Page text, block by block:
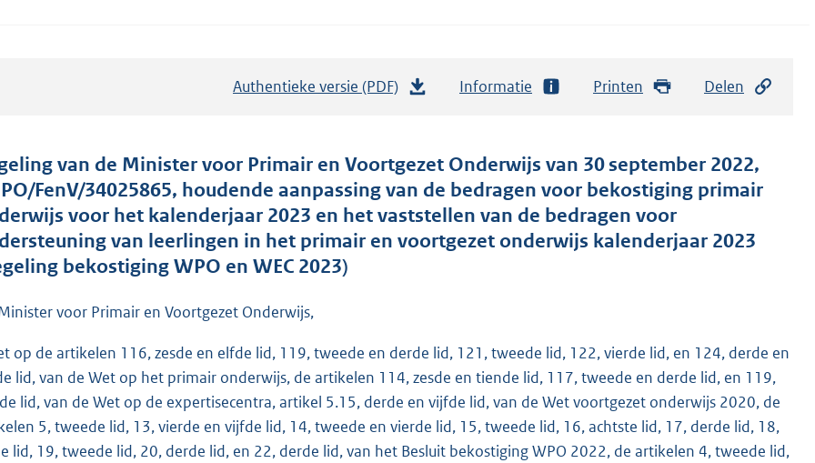
Authentieke versie (PDF)
t
a
n
d
o
t
t
e
Informatie Printen Delen
van de Minister voor Primair en Voortgezet Onderwijs van 30 september 2022,
FenV/34025865, houdende aanpassing van de bedragen voor bekostiging primair
voor het kalenderjaar 2023 en het vaststellen van de bedragen voor
van leerlingen in het primair en voortgezet onderwijs kalenderjaar 2023
bekostiging WPO en WEC 2023)
voor Primair en Voortgezet Onderwijs,
op de artikelen 116, zesde en elfde lid, 119, tweede en derde lid, 121, tweede lid, 122, vierde lid, en 124, derde en
lid, van de Wet op het primair onderwijs, de artikelen 114, zesde en tiende lid, 117, tweede en derde lid, en 119,
lid, van de Wet op de expertisecentra, artikel 5.15, derde en vijfde lid, van de Wet voortgezet onderwijs 2020, de
5, tweede lid, 13, vierde en vijfde lid, 14, tweede en vierde lid, 15, tweede lid, 16, achtste lid, 17, derde lid, 18,
lid, 19, tweede lid, 20, derde lid, en 22, derde lid, van het Besluit bekostiging WPO 2022, de artikelen 4, tweede lid,